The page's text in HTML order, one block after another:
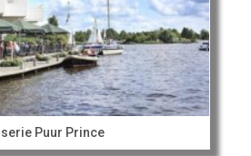
Puur Prince